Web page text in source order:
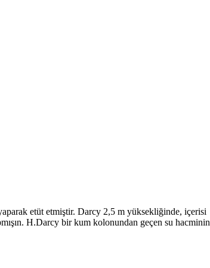
etüt etmiştir. Darcy 2,5 m yüksekliğinde, içerisi
H.Darcy bir kum kolonundan geçen su hacminin